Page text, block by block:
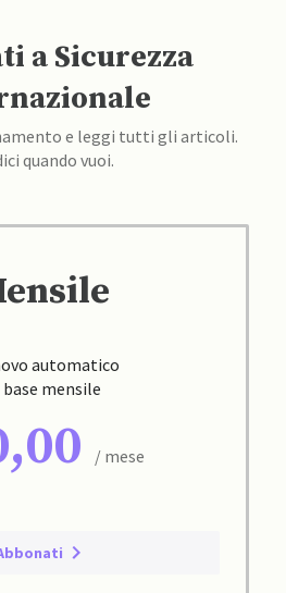
a Sicurezza
e leggi tutti gli articoli.
quando vuoi.
automatico
base mensile
/ mese